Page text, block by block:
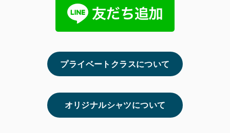
プライベートクラスについて
オリジナルシャツについて